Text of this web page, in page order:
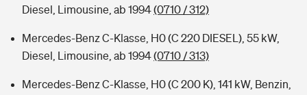
Diesel, Limousine, ab 1994(0710 / 312)
Mercedes-Benz C-Klasse, H0 (C 220 DIESEL), 55 kW,
Diesel, Limousine, ab 1994(0710 / 313)
Mercedes-Benz C-Klasse, H0 (C 200 K), 141 kW, Benzin,